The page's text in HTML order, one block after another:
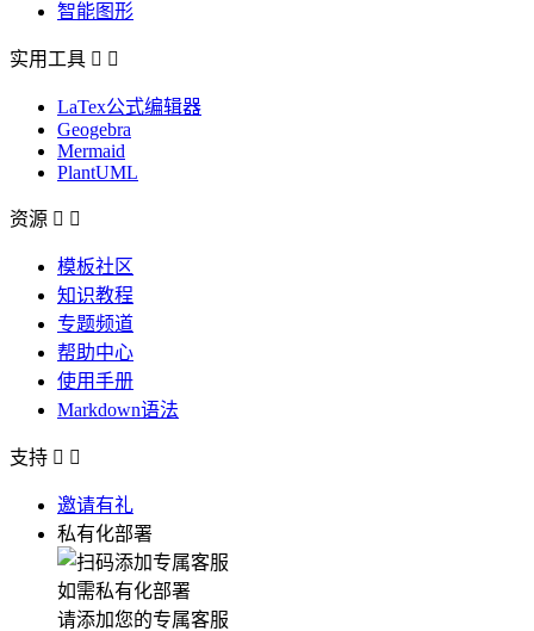
智能图形
实用工具  
LaTex公式编辑器
Geogebra
Mermaid
PlantUML
资源  
模板社区
知识教程
专题频道
帮助中心
使用手册
Markdown语法
支持  
邀请有礼
私有化部署
如需私有化部署
请添加您的专属客服